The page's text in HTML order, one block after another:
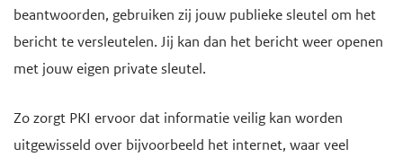
beantwoorden, gebruiken zij jouw publieke sleutel om het
bericht te versleutelen. Jij kan dan het bericht weer openen
met jouw eigen private sleutel.
Zo zorgt PKI ervoor dat informatie veilig kan worden
uitgewisseld over bijvoorbeeld het internet, waar veel